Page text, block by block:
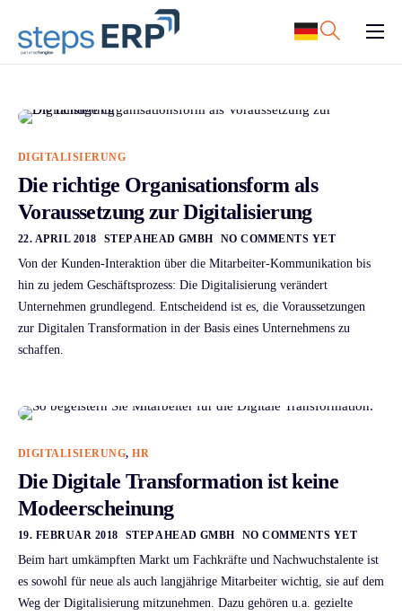
ERP Software
Karriere
Unternehmen
DIGITALISIERUNG
Die richtige Organisationsform als
Voraussetzung zur Digitalisierung
22. APRIL 2018 STEP AHEAD GMBH NO COMMENTS YET
Von der Kunden-Interaktion über die Mitarbeiter-Kommunikation bis
hin zu jedem Geschäftsprozess: Die Digitalisierung verändert
Unternehmen grundlegend. Entscheidend ist es, die Voraussetzungen
zur Digitalen Transformation in der Basis eines Unternehmens zu
schaffen.
DIGITALISIERUNG,HR
Die Digitale Transformation ist keine
Modeerscheinung
19. FEBRUAR 2018 STEP AHEAD GMBH NO COMMENTS YET
Beim hart umkämpften Markt um Fachkräfte und Nachwuchstalente ist
es sowohl für neue als auch langjährige Mitarbeiter wichtig, sie auf dem
Weg der Digitalisierung mitzunehmen. Dazu gehören u.a. gezielte